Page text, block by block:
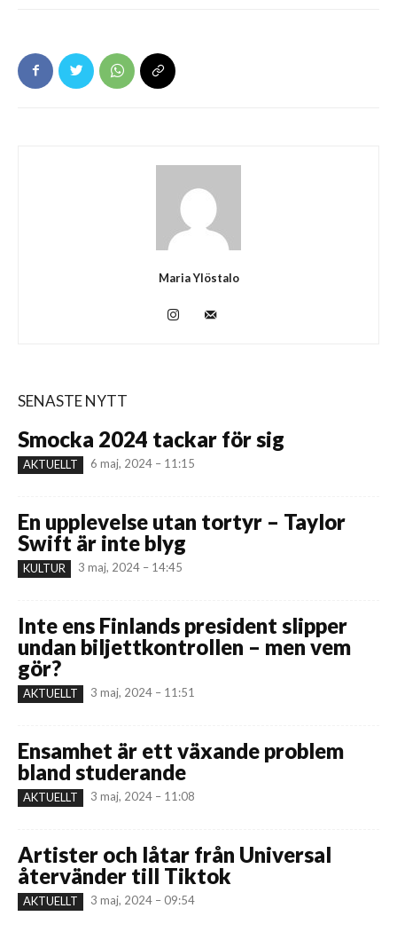
Maria Ylöstalo
SENASTE NYTT
Smocka 2024 tackar för sig
AKTUELLT 6 maj, 2024 – 11:15
En upplevelse utan tortyr – Taylor
Swift är inte blyg
KULTUR 3 maj, 2024 – 14:45
Inte ens Finlands president slipper
undan biljettkontrollen – men vem
gör?
AKTUELLT 3 maj, 2024 – 11:51
Ensamhet är ett växande problem
bland studerande
AKTUELLT 3 maj, 2024 – 11:08
Artister och låtar från Universal
återvänder till Tiktok
AKTUELLT 3 maj, 2024 – 09:54